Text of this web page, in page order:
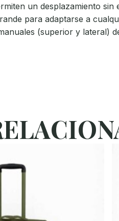
un desplazamiento
para adaptarse a
(superior y lateral)